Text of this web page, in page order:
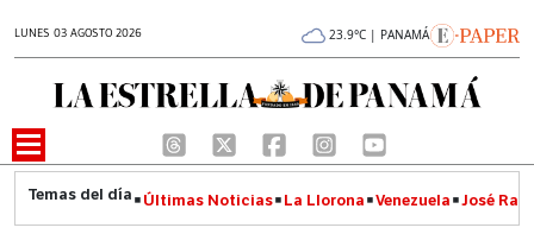
LUNES 03 AGOSTO 2026 23.9°C | PANAMÁ
Últimas Noticias La Llorona Venezuela José